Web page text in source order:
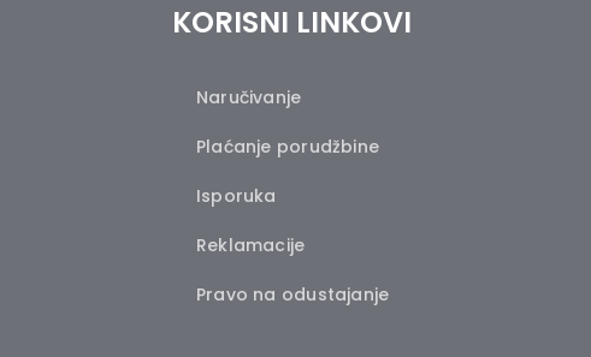
KORISNI LINKOVI
Naručivanje
Plaćanje porudžbine
Isporuka
Reklamacije
Pravo na odustajanje